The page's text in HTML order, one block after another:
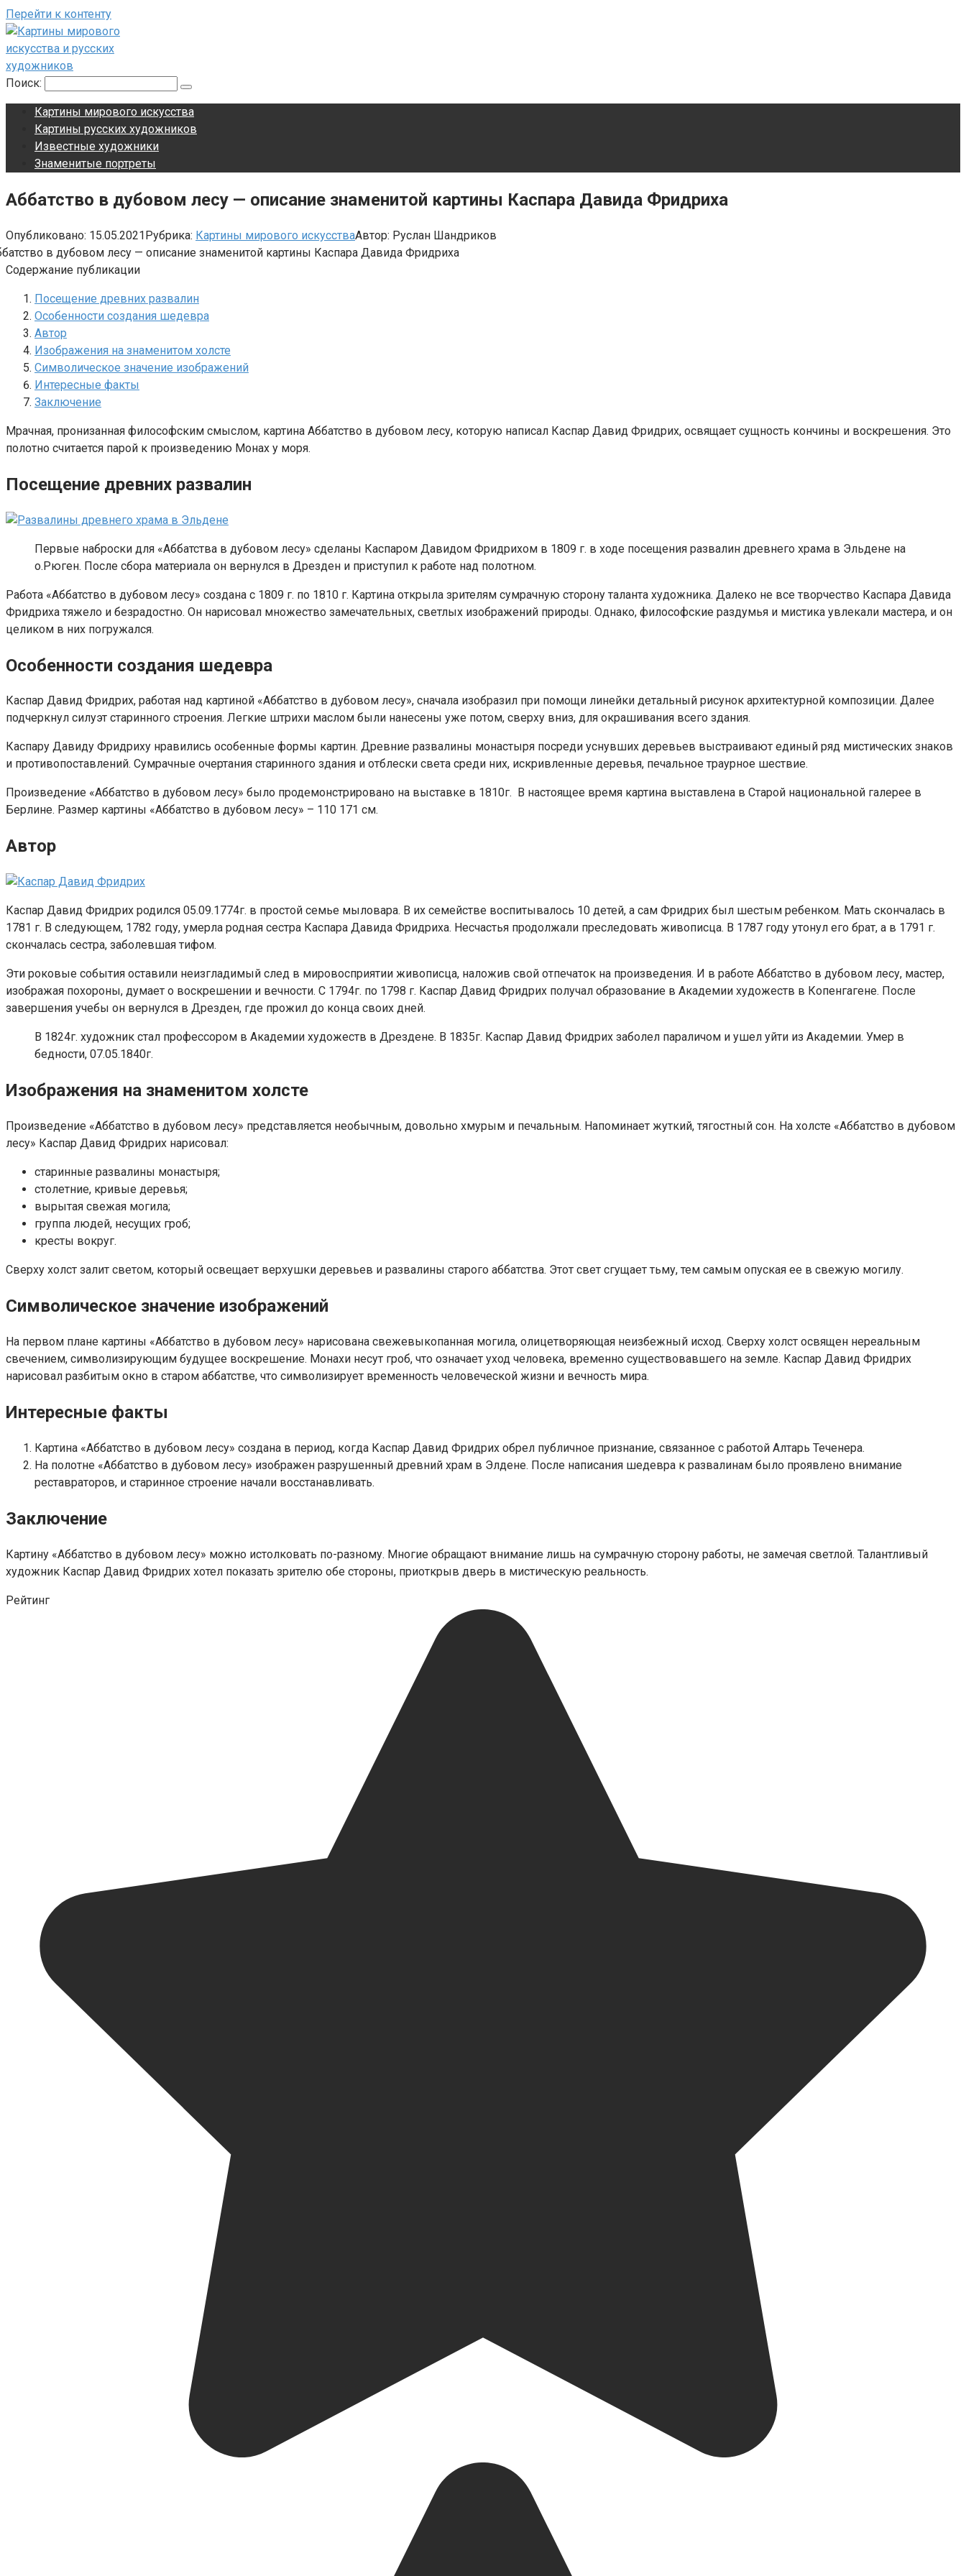
Перейти к контенту
Поиск:
Картины мирового искусства
Картины русских художников
Известные художники
Знаменитые портреты
Аббатство в дубовом лесу — описание знаменитой картины Каспара Давида Фридриха
Опубликовано: 15.05.2021Рубрика: Картины мирового искусстваАвтор: Руслан Шандриков
Содержание публикации
Посещение древних развалин
Особенности создания шедевра
Автор
Изображения на знаменитом холсте
Символическое значение изображений
Интересные факты
Заключение
Мрачная, пронизанная философским смыслом, картина Аббатство в дубовом лесу, которую написал Каспар Давид Фридрих, освящает сущность кончины и воскрешения. Это
полотно считается парой к произведению Монах у моря.
Посещение древних развалин
Первые наброски для «Аббатства в дубовом лесу» сделаны Каспаром Давидом Фридрихом в 1809 г. в ходе посещения развалин древнего храма в Эльдене на
о.Рюген. После сбора материала он вернулся в Дрезден и приступил к работе над полотном.
Работа «Аббатство в дубовом лесу» создана с 1809 г. по 1810 г. Картина открыла зрителям сумрачную сторону таланта художника. Далеко не все творчество Каспара Давида
Фридриха тяжело и безрадостно. Он нарисовал множество замечательных, светлых изображений природы. Однако, философские раздумья и мистика увлекали мастера, и он
целиком в них погружался.
Особенности создания шедевра
Каспар Давид Фридрих, работая над картиной «Аббатство в дубовом лесу», сначала изобразил при помощи линейки детальный рисунок архитектурной композиции. Далее
подчеркнул силуэт старинного строения. Легкие штрихи маслом были нанесены уже потом, сверху вниз, для окрашивания всего здания.
Каспару Давиду Фридриху нравились особенные формы картин. Древние развалины монастыря посреди уснувших деревьев выстраивают единый ряд мистических знаков
и противопоставлений. Сумрачные очертания старинного здания и отблески света среди них, искривленные деревья, печальное траурное шествие.
Произведение «Аббатство в дубовом лесу» было продемонстрировано на выставке в 1810г. В настоящее время картина выставлена в Старой национальной галерее в
Берлине. Размер картины «Аббатство в дубовом лесу» – 110 171 см.
Автор
Каспар Давид Фридрих родился 05.09.1774г. в простой семье мыловара. В их семействе воспитывалось 10 детей, а сам Фридрих был шестым ребенком. Мать скончалась в
1781 г. В следующем, 1782 году, умерла родная сестра Каспара Давида Фридриха. Несчастья продолжали преследовать живописца. В 1787 году утонул его брат, а в 1791 г.
скончалась сестра, заболевшая тифом.
Эти роковые события оставили неизгладимый след в мировосприятии живописца, наложив свой отпечаток на произведения. И в работе Аббатство в дубовом лесу, мастер,
изображая похороны, думает о воскрешении и вечности. С 1794г. по 1798 г. Каспар Давид Фридрих получал образование в Академии художеств в Копенгагене. После
завершения учебы он вернулся в Дрезден, где прожил до конца своих дней.
В 1824г. художник стал профессором в Академии художеств в Дрездене. В 1835г. Каспар Давид Фридрих заболел параличом и ушел уйти из Академии. Умер в
бедности, 07.05.1840г.
Изображения на знаменитом холсте
Произведение «Аббатство в дубовом лесу» представляется необычным, довольно хмурым и печальным. Напоминает жуткий, тягостный сон. На холсте «Аббатство в дубовом
лесу» Каспар Давид Фридрих нарисовал:
старинные развалины монастыря;
столетние, кривые деревья;
вырытая свежая могила;
группа людей, несущих гроб;
кресты вокруг.
Сверху холст залит светом, который освещает верхушки деревьев и развалины старого аббатства. Этот свет сгущает тьму, тем самым опуская ее в свежую могилу.
Символическое значение изображений
На первом плане картины «Аббатство в дубовом лесу» нарисована свежевыкопанная могила, олицетворяющая неизбежный исход. Сверху холст освящен нереальным
свечением, символизирующим будущее воскрешение. Монахи несут гроб, что означает уход человека, временно существовавшего на земле. Каспар Давид Фридрих
нарисовал разбитым окно в старом аббатстве, что символизирует временность человеческой жизни и вечность мира.
Интересные факты
Картина «Аббатство в дубовом лесу» создана в период, когда Каспар Давид Фридрих обрел публичное признание, связанное с работой Алтарь Теченера.
На полотне «Аббатство в дубовом лесу» изображен разрушенный древний храм в Элдене. После написания шедевра к развалинам было проявлено внимание
реставраторов, и старинное строение начали восстанавливать.
Заключение
Картину «Аббатство в дубовом лесу» можно истолковать по-разному. Многие обращают внимание лишь на сумрачную сторону работы, не замечая светлой. Талантливый
художник Каспар Давид Фридрих хотел показать зрителю обе стороны, приоткрыв дверь в мистическую реальность.
Рейтинг